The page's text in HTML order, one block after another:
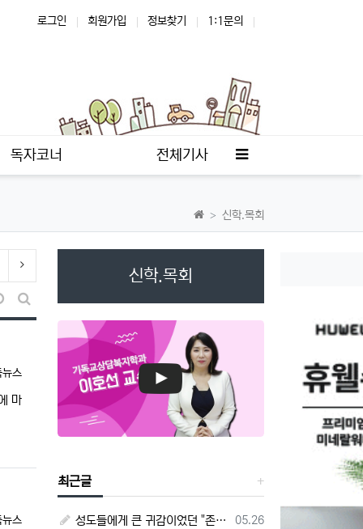
로그인 회원가입 정보찾기 1:1문의
독자코너 전체기사 사이드바
신학.목회
전 분류다음 분류
날짜순 정렬
게시판 검색
뉴스
마
뉴스
신학.목회
최근글
등록일
05.26
성도들에게 큰 귀감이었던 "존 웨슬리", 회심 285 주년을 맞으며,